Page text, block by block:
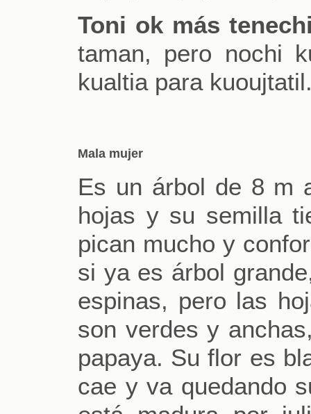
Toni ok más
taman, pero nochi
kualtia para
Mala mujer
Es un árbol de 8 m
hojas y su semilla
pican mucho y
si ya es árbol
espinas, pero las
son verdes y
papaya. Su flor es
cae y va quedando